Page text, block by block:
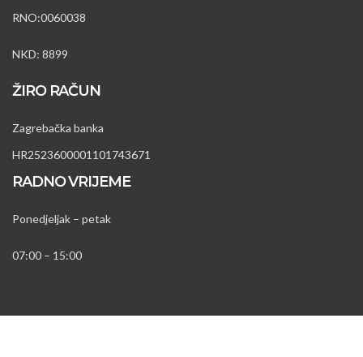
RNO:0060038
NKD: 8899
ŽIRO RAČUN
Zagrebačka banka
HR2523600001101743671
RADNO VRIJEME
Ponedjeljak – petak
07:00 – 15:00